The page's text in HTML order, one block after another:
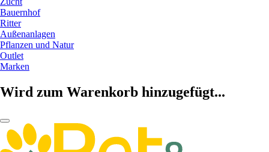
Bauernhof
Ritter
Außenanlagen
Pflanzen und Natur
Outlet
Marken
Wird zum Warenkorb hinzugefügt...